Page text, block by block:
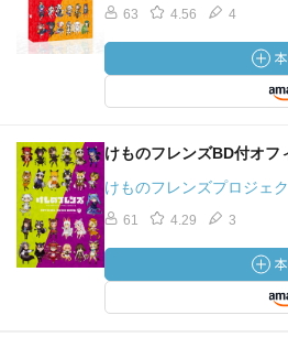
63 4.56 4
けものフレンズBD付オフ
けものフレンズプロジェ
61 4.29 3